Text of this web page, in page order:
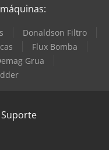
Donaldson Filtro
Flux Bomba
Grua